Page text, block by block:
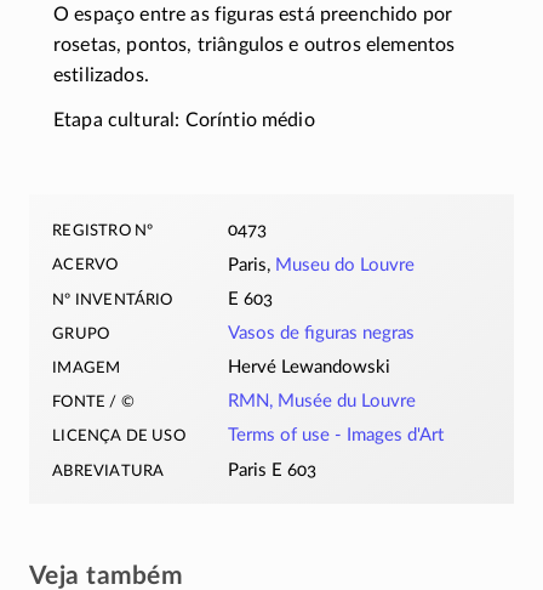
O espaço entre as figuras está preenchido por
rosetas, pontos, triângulos e outros elementos
estilizados.
Etapa cultural: Coríntio médio
registro nº 0473
acervo Paris, Museu do Louvre
nº inventário E 603
grupo Vasos de figuras negras
imagem Hervé Lewandowski
fonte / © RMN, Musée du Louvre
licença de uso Terms of use - Images d'Art
abreviatura Paris E 603
Veja também